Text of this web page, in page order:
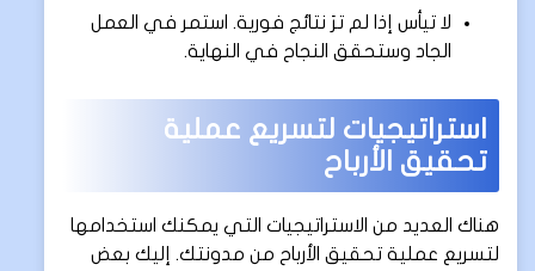
لا تيأس إذا لم ترَ نتائج فورية. استمر في العمل
الجاد وستحقق النجاح في النهاية.
استراتيجيات لتسريع عملية
تحقيق الأرباح
هناك العديد من الاستراتيجيات التي يمكنك استخدامها
لتسريع عملية تحقيق الأرباح من مدونتك. إليك بعض